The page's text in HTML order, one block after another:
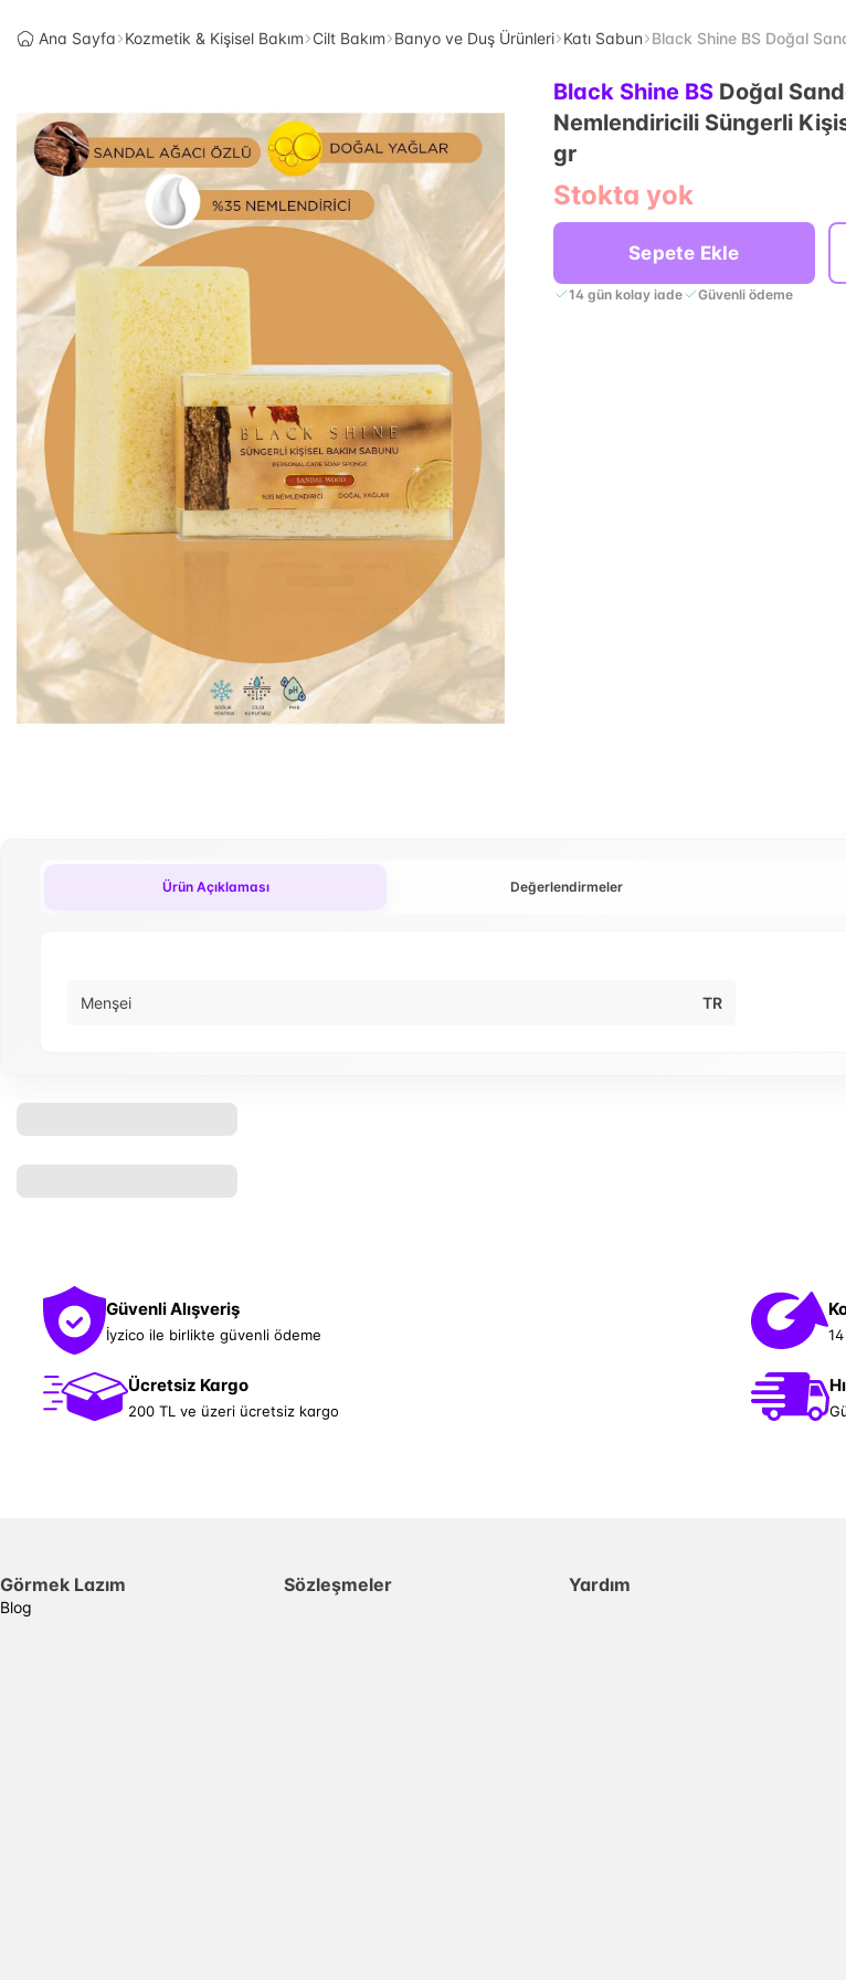
Ana Sayfa Kozmetik & Kişisel Bakım Cilt Bakım Banyo ve Duş Ürünleri Katı Sabun Black Shine BS Doğal
Black Shine BS Doğal
Nemlendiricili Süngerli
gr
Stokta yok
Sepete Ekle
14 gün kolay iade Güvenli ödeme
Ürün Açıklaması Değerlendirmeler
Menşei TR
Güvenli Alışveriş
İyzico ile birlikte güvenli ödeme
Ücretsiz Kargo
200 TL ve üzeri ücretsiz kargo
Görmek Lazım
Blog
Sözleşmeler Yardım